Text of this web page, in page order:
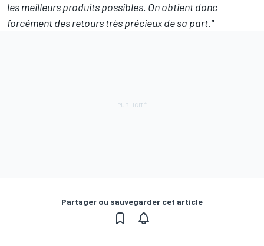
les meilleurs produits possibles. On obtient donc
forcément des retours très précieux de sa part."
Partager ou sauvegarder cet article